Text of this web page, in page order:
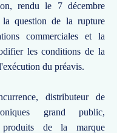
rendu le 7 décembre
question de la rupture
commerciales et la
les conditions de la
du préavis.
distributeur de
grand public,
de la marque